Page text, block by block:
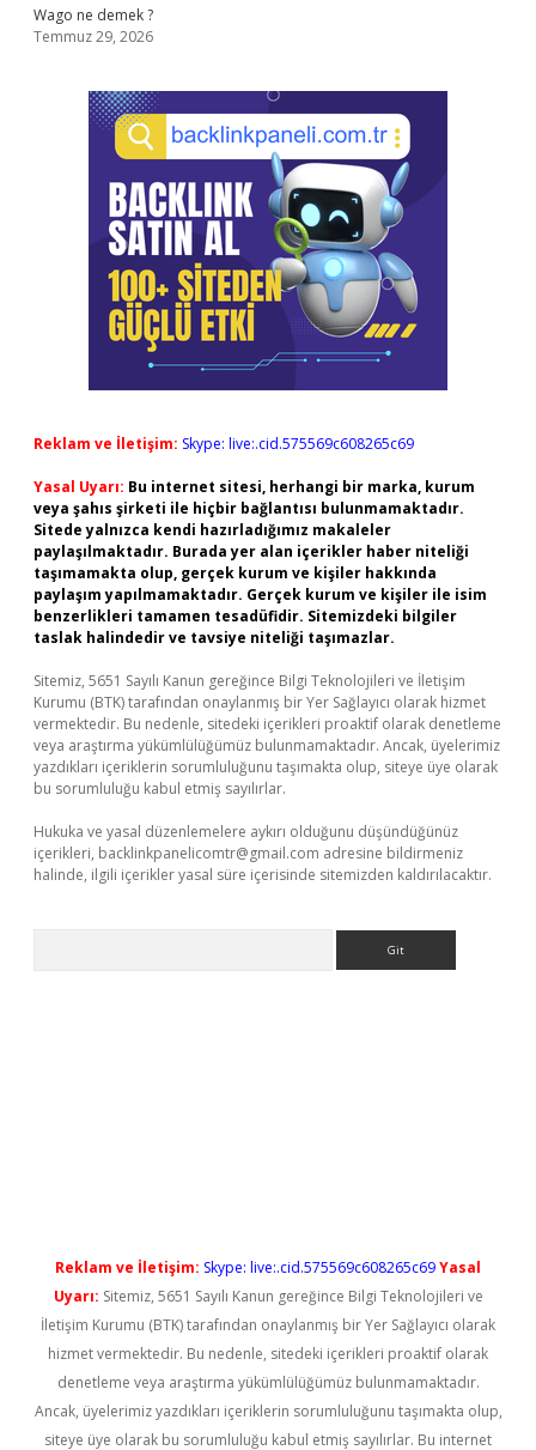
Wago ne demek ?
Temmuz 29, 2026
Reklam ve İletişim: Skype: live:.cid.575569c608265c69
Yasal Uyarı: Bu internet sitesi, herhangi bir marka, kurum
veya şahıs şirketi ile hiçbir bağlantısı bulunmamaktadır.
Sitede yalnızca kendi hazırladığımız makaleler
paylaşılmaktadır. Burada yer alan içerikler haber niteliği
taşımamakta olup, gerçek kurum ve kişiler hakkında
paylaşım yapılmamaktadır. Gerçek kurum ve kişiler ile isim
benzerlikleri tamamen tesadüfidir. Sitemizdeki bilgiler
taslak halindedir ve tavsiye niteliği taşımazlar.
Sitemiz, 5651 Sayılı Kanun gereğince Bilgi Teknolojileri ve İletişim
Kurumu (BTK) tarafından onaylanmış bir Yer Sağlayıcı olarak hizmet
vermektedir. Bu nedenle, sitedeki içerikleri proaktif olarak denetleme
veya araştırma yükümlülüğümüz bulunmamaktadır. Ancak, üyelerimiz
yazdıkları içeriklerin sorumluluğunu taşımakta olup, siteye üye olarak
bu sorumluluğu kabul etmiş sayılırlar.
Hukuka ve yasal düzenlemelere aykırı olduğunu düşündüğünüz
içerikleri, backlinkpanelicomtr@gmail.com adresine bildirmeniz
halinde, ilgili içerikler yasal süre içerisinde sitemizden kaldırılacaktır.
Reklam ve İletişim: Skype: live:.cid.575569c608265c69Yasal
Uyarı: Sitemiz, 5651 Sayılı Kanun gereğince Bilgi Teknolojileri ve
İletişim Kurumu (BTK) tarafından onaylanmış bir Yer Sağlayıcı olarak
hizmet vermektedir. Bu nedenle, sitedeki içerikleri proaktif olarak
denetleme veya araştırma yükümlülüğümüz bulunmamaktadır.
Ancak, üyelerimiz yazdıkları içeriklerin sorumluluğunu taşımakta olup,
siteye üye olarak bu sorumluluğu kabul etmiş sayılırlar. Bu internet